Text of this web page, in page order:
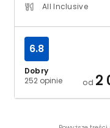
All Inclusive
Dobry
252 opinie
6.8
od 2